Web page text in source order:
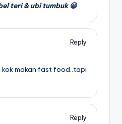
teri & ubi tumbuk 😀
Reply
kok makan fast food..tapi
Reply